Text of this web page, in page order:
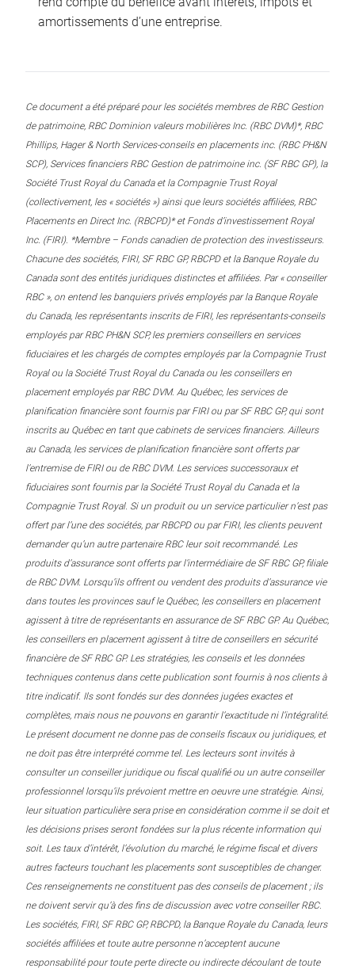
amortissements d’une entreprise.
Ce document a été préparé pour les sociétés membres de RBC Gestion
de patrimoine, RBC Dominion valeurs mobilières Inc. (RBC DVM)*, RBC
Phillips, Hager & North Services-conseils en placements inc. (RBC PH&N
SCP), Services financiers RBC Gestion de patrimoine inc. (SF RBC GP), la
Société Trust Royal du Canada et la Compagnie Trust Royal
(collectivement, les « sociétés ») ainsi que leurs sociétés affiliées, RBC
Placements en Direct Inc. (RBCPD)* et Fonds d’investissement Royal
Inc. (FIRI). *Membre – Fonds canadien de protection des investisseurs.
Chacune des sociétés, FIRI, SF RBC GP, RBCPD et la Banque Royale du
Canada sont des entités juridiques distinctes et affiliées. Par « conseiller
RBC », on entend les banquiers privés employés par la Banque Royale
du Canada, les représentants inscrits de FIRI, les représentants-conseils
employés par RBC PH&N SCP, les premiers conseillers en services
fiduciaires et les chargés de comptes employés par la Compagnie Trust
Royal ou la Société Trust Royal du Canada ou les conseillers en
placement employés par RBC DVM. Au Québec, les services de
planification financière sont fournis par FIRI ou par SF RBC GP, qui sont
inscrits au Québec en tant que cabinets de services financiers. Ailleurs
au Canada, les services de planification financière sont offerts par
l’entremise de FIRI ou de RBC DVM. Les services successoraux et
fiduciaires sont fournis par la Société Trust Royal du Canada et la
Compagnie Trust Royal. Si un produit ou un service particulier n’est pas
offert par l’une des sociétés, par RBCPD ou par FIRI, les clients peuvent
demander qu’un autre partenaire RBC leur soit recommandé. Les
produits d’assurance sont offerts par l’intermédiaire de SF RBC GP, filiale
de RBC DVM. Lorsqu’ils offrent ou vendent des produits d’assurance vie
dans toutes les provinces sauf le Québec, les conseillers en placement
agissent à titre de représentants en assurance de SF RBC GP. Au Québec,
les conseillers en placement agissent à titre de conseillers en sécurité
financière de SF RBC GP. Les stratégies, les conseils et les données
techniques contenus dans cette publication sont fournis à nos clients à
titre indicatif. Ils sont fondés sur des données jugées exactes et
complètes, mais nous ne pouvons en garantir l’exactitude ni l’intégralité.
Le présent document ne donne pas de conseils fiscaux ou juridiques, et
ne doit pas être interprété comme tel. Les lecteurs sont invités à
consulter un conseiller juridique ou fiscal qualifié ou un autre conseiller
professionnel lorsqu’ils prévoient mettre en oeuvre une stratégie. Ainsi,
leur situation particulière sera prise en considération comme il se doit et
les décisions prises seront fondées sur la plus récente information qui
soit. Les taux d’intérêt, l’évolution du marché, le régime fiscal et divers
autres facteurs touchant les placements sont susceptibles de changer.
Ces renseignements ne constituent pas des conseils de placement ; ils
ne doivent servir qu’à des fins de discussion avec votre conseiller RBC.
Les sociétés, FIRI, SF RBC GP, RBCPD, la Banque Royale du Canada, leurs
sociétés affiliées et toute autre personne n’acceptent aucune
responsabilité pour toute perte directe ou indirecte découlant de toute